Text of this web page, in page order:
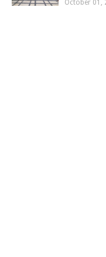
October 01,